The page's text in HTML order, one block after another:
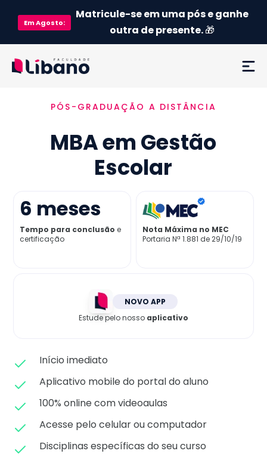
EmAgosto:
Matricule-se em uma pós e ganhe
outra de presente.🎁
Ementa
Como funciona
Credenciamento MEC
Preço
Já sou aluno
PÓS-GRADUAÇÃO A DISTÂNCIA
MBA em Gestão
Escolar
6 meses
Tempo para conclusão e
certificação
Nota Máxima no MEC
Portaria Nª 1.881 de 29/10/19
NOVO APP
Estude pelo nosso aplicativo
Início imediato
Aplicativo mobile do portal do aluno
100% online com videoaulas
Acesse pelo celular ou computador
Disciplinas específicas do seu curso